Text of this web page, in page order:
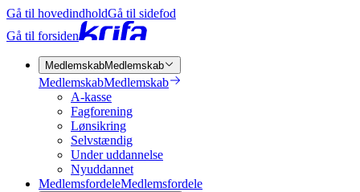
Gå til hovedindholdGå til sidefod
Gå til forsiden
MedlemskabMedlemskab
MedlemskabMedlemskab
A-kasse
Fagforening
Lønsikring
Selvstændig
Under uddannelse
Nyuddannet
MedlemsfordeleMedlemsfordele